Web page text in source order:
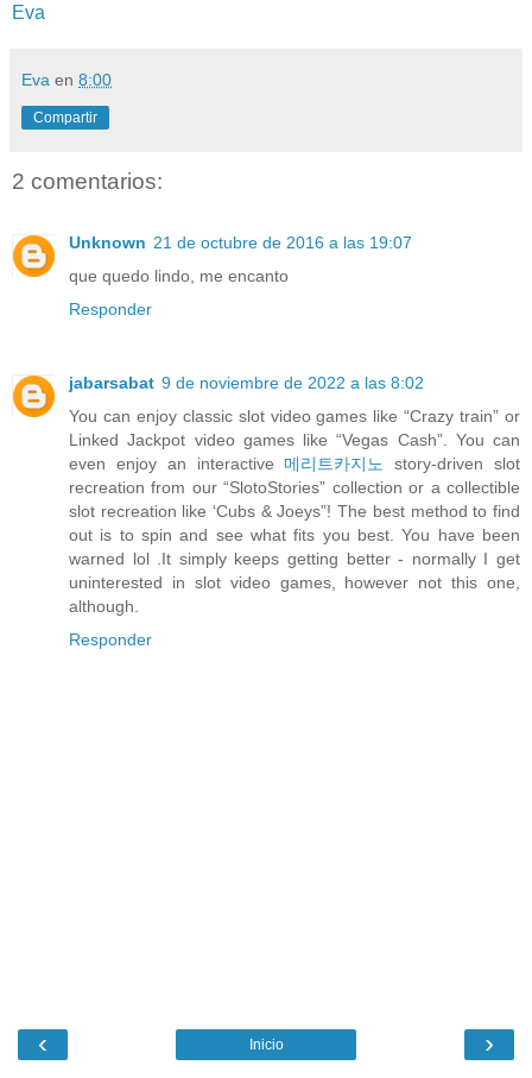
Eva
Eva en 8:00
Compartir
2 comentarios:
Unknown 21 de octubre de 2016 a las 19:07
que quedo lindo, me encanto
Responder
jabarsabat 9 de noviembre de 2022 a las 8:02
You can enjoy classic slot video games like “Crazy train” or
Linked Jackpot video games like “Vegas Cash”. You can
even enjoy an interactive메리트카지노 story-driven slot
recreation from our “SlotoStories” collection or a collectible
slot recreation like ‘Cubs & Joeys”! The best method to find
out is to spin and see what fits you best. You have been
warned lol .It simply keeps getting better - normally I get
uninterested in slot video games, however not this one,
although.
Responder
‹ ›
Inicio